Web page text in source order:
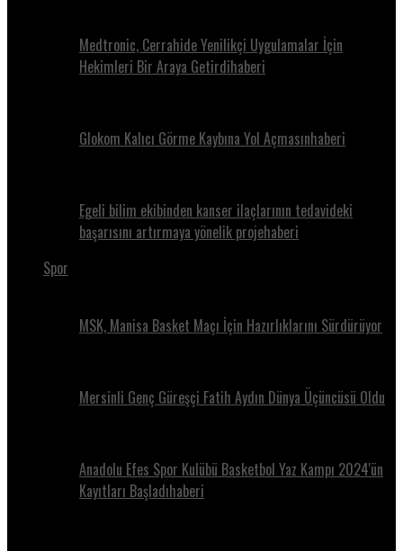
Medtronic, Cerrahide Yenilikçi Uygulamalar İçin
Hekimleri Bir Araya Getirdihaberi
Glokom Kalıcı Görme Kaybına Yol Açmasınhaberi
Egeli bilim ekibinden kanser ilaçlarının tedavideki
başarısını artırmaya yönelik projehaberi
Spor
MSK, Manisa Basket Maçı İçin Hazırlıklarını Sürdürüyor
Mersinli Genç Güreşçi Fatih Aydın Dünya Üçüncüsü Oldu
Anadolu Efes Spor Kulübü Basketbol Yaz Kampı 2024'ün
Kayıtları Başladıhaberi